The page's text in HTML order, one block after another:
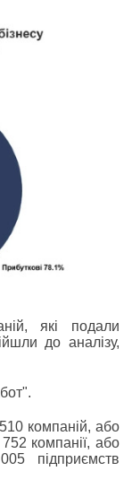
які подали
до аналізу,
компаній, або
компанії, або
підприємств